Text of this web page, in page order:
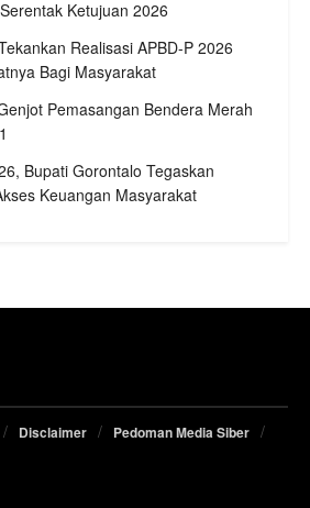
Ketujuan 2026
Realisasi APBD-P 2026
Bagi Masyarakat
Pemasangan Bendera Merah
Bupati Gorontalo Tegaskan
Keuangan Masyarakat
Disclaimer
Pedoman Media Siber